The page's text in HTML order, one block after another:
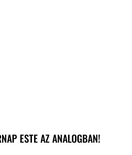
ESTE AZ ANALOGBAN!